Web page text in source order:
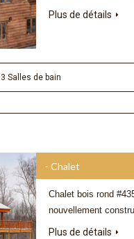
Plus de détails
3 Salles de bain
- Chalet
Chalet bois rond
nouvellement
Plus de détails